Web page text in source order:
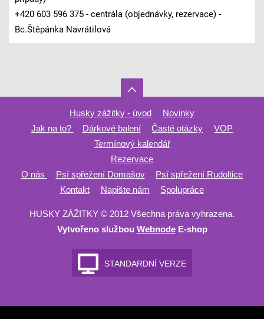
+420 603 596 375 - centrála (objednávky, rezervace) -
Bc.Štěpánka Navrátilová
Husky zážitky - úvod
Novinky
Jak na to?
Dárkové balení Časté otázky
VOP
Termínový kalendář
Rezervace
O nás
Psí spřežení Domašov
Psí spřežení Rudoltice
Kontakt
Napište nám Spolupráce
HUSKY ZÁŽITKY © 2012 Všechna práva vyhrazena.
Vytvořeno službou WebnodeE-shop
STANDARDNÍ VERZE